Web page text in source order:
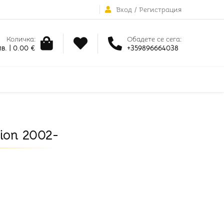
Вход / Регистрация
Количка:
| 0.00 €
Обадете се сега:
+359896664038
2002-